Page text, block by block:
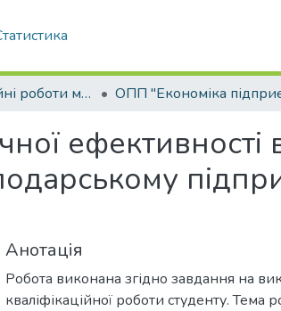
Кваліфікаційні роботи магістрів
Анотація
Робота виконана згідно завдання на
кваліфікаційної роботи студенту.